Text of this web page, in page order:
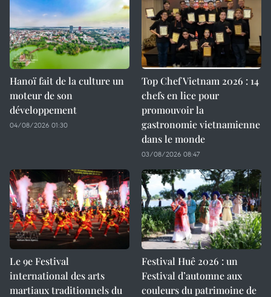
Hanoï fait de la culture un
moteur de son
développement
04/08/2026 01:30
Top Chef Vietnam 2026 : 14
chefs en lice pour
promouvoir la
gastronomie vietnamienne
dans le monde
03/08/2026 08:47
Le 9e Festival
international des arts
martiaux traditionnels du
Festival Huê 2026 : un
Festival d’automne aux
couleurs du patrimoine de